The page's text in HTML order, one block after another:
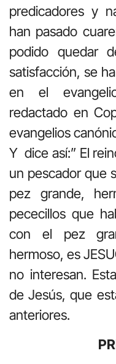
predicadores y
han pasado
podido quedar
satisfacción, se
en el
redactado en
evangelios
Y dice así:” El
un pescador que
pez grande,
pececillos que
con el pez
hermoso, es
no interesan.
de Jesús, que
anteriores.